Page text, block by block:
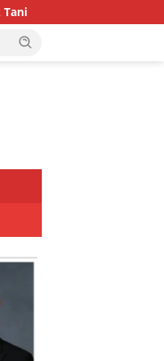
2026: Pulihkan Hutan,